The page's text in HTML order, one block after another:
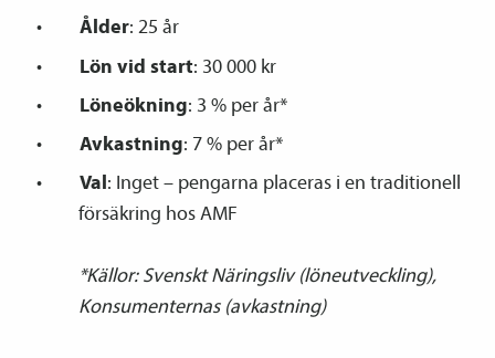
Ålder: 25 år
Lön vid start: 30 000 kr
Löneökning: 3 % per år*
Avkastning: 7 % per år*
Val: Inget – pengarna placeras i en traditionell
försäkring hos AMF
*Källor: Svenskt Näringsliv (löneutveckling),
Konsumenternas (avkastning)